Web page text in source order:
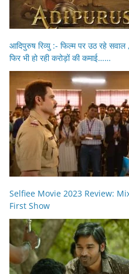
आदिपुरुष रिव्यु :- फिल्म पर उठ रहे
फिर भी हो रही करोड़ों की कमाई……
Selfiee Movie 2023 Review:
First Show